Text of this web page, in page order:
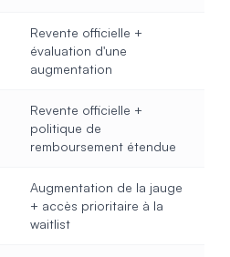
Revente officielle +
évaluation d'une
augmentation
Revente officielle +
politique de
remboursement étendue
Augmentation de la jauge
+ accès prioritaire à la
waitlist